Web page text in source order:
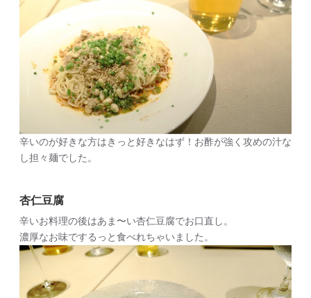
辛いのが好きな方はきっと好きなはず！お酢が強く攻めの汁な
し担々麺でした。
杏仁豆腐
辛いお料理の後はあま〜い杏仁豆腐でお口直し。
濃厚なお味でするっと食べれちゃいました。